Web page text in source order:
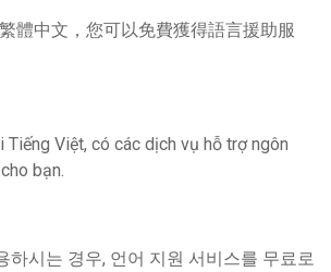
體中文，您可以免費獲得語言援助服
Tiếng Việt, có các dịch vụ hỗ trợ ngôn
bạn.
하시는 경우, 언어 지원 서비스를 무료로